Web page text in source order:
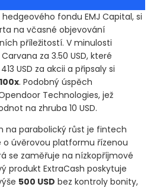
fondu EMJ Capital, si
na včasné objevování
příležitostí. V minulosti
za 3.50 USD, které
USD za akcii a připsaly si
100x. Podobný úspěch
Technologies, jež
na zhruba 10 USD.
na parabolický růst je fintech
o úvěrovou platformu řízenou
se zaměřuje na nízkopříjmové
produkt ExtraCash poskytuje
500 USD bez kontroly bonity,